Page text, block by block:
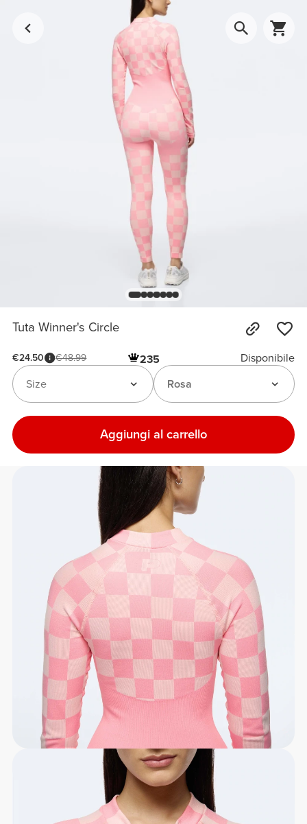
Tuta Winner's Circle
€24.50 €48.99 235
Disponibile
Rosa
Size
Aggiungi al carrello